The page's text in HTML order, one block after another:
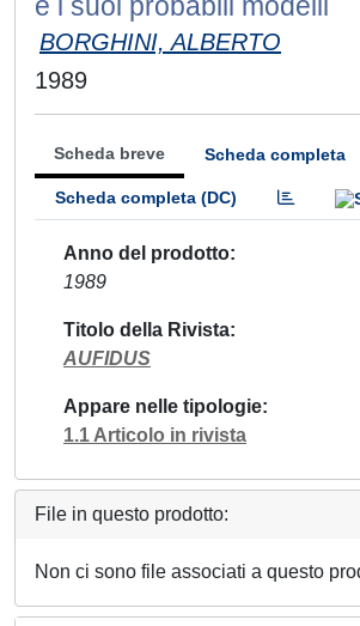
BORGHINI, ALBERTO
1989
Scheda breve Scheda completa
Scheda completa (DC)
Anno del prodotto
1989
Titolo della Rivista
AUFIDUS
Appare nelle tipologie
1.1 Articolo in rivista
File in questo prodotto:
Non ci sono file associati a questo